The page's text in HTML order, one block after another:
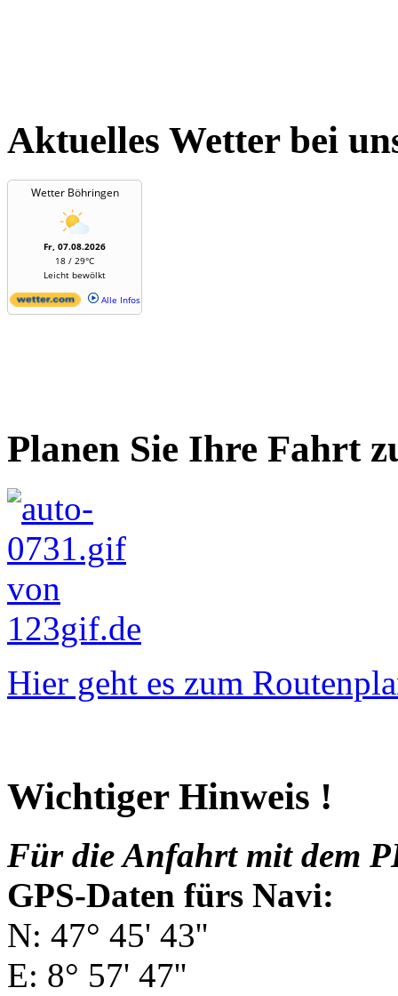
Aktuelles Wetter bei
Wetter Böhringen
Fr, 07.08.2026
18 / 29°C
Leicht bewölkt
Alle Infos
Planen Sie Ihre Fahrt
Hier geht es zum
Wichtiger Hinweis !
Für die Anfahrt mit dem
GPS-Daten fürs Navi:
N: 47° 45' 43''
E: 8° 57' 47''